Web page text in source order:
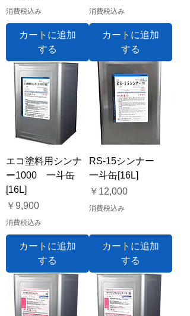
消費税込み
カートに追加
する
消費税込み
カートに追加
する
エコ塗料用シンナ
ー1000 一斗缶
[16L]
価格
￥9,900
消費税込み
カートに追加
する
RS-15シンナー
一斗缶[16L]
価格
￥12,000
消費税込み
カートに追加
する